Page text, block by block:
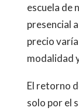
escuela de
presencial
precio
modalidad
El retorno
solo por el